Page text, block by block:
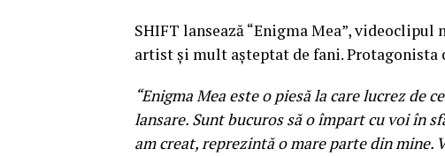
SHIFT lansează “Enigma Mea”,
artist și mult așteptat de fani.
“Enigma Mea este o piesă la care lucrez de
lansare. Sunt bucuros să o împart cu voi în
am creat, reprezintă o mare parte din mine.